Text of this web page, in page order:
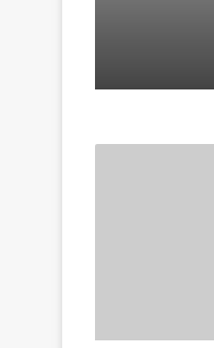
Dhanashree